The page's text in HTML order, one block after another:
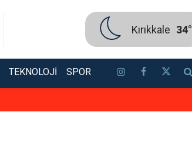
Kırıkkale 34°
TEKNOLOJI SPOR